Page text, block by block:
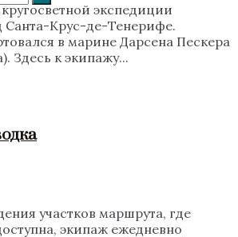
экспедиции
Санта-Крус-де-Тенерифе.
в марине Дарсена Пескера
Здесь к экипажу...
участков маршрута, где
экипаж ежедневно